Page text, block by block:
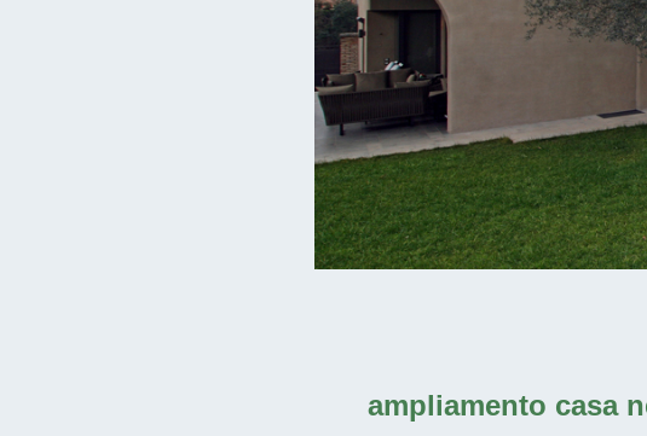
ampliamento casa